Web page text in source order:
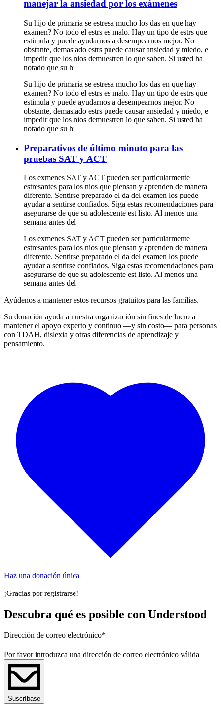
manejar la ansiedad por los exámenes
Su hijo de primaria se estresa mucho los das en que hay
examen? No todo el estrs es malo. Hay un tipo de estrs que
estimula y puede ayudarnos a desempearnos mejor. No
obstante, demasiado estrs puede causar ansiedad y miedo, e
impedir que los nios demuestren lo que saben. Si usted ha
notado que su hi
Su hijo de primaria se estresa mucho los das en que hay
examen? No todo el estrs es malo. Hay un tipo de estrs que
estimula y puede ayudarnos a desempearnos mejor. No
obstante, demasiado estrs puede causar ansiedad y miedo, e
impedir que los nios demuestren lo que saben. Si usted ha
notado que su hi
Preparativos de último minuto para las
pruebas SAT y ACT
Los exmenes SAT y ACT pueden ser particularmente
estresantes para los nios que piensan y aprenden de manera
diferente. Sentirse preparado el da del examen los puede
ayudar a sentirse confiados. Siga estas recomendaciones para
asegurarse de que su adolescente est listo. Al menos una
semana antes del
Los exmenes SAT y ACT pueden ser particularmente
estresantes para los nios que piensan y aprenden de manera
diferente. Sentirse preparado el da del examen los puede
ayudar a sentirse confiados. Siga estas recomendaciones para
asegurarse de que su adolescente est listo. Al menos una
semana antes del
Ayúdenos a mantener estos recursos gratuitos para las familias.
Su donación ayuda a nuestra organización sin fines de lucro a
mantener el apoyo experto y continuo —y sin costo— para personas
con TDAH, dislexia y otras diferencias de aprendizaje y
pensamiento.
Haz una donación única
¡Gracias por registrarse!
Descubra qué es posible con Understood
Dirección de correo electrónico*
Por favor introduzca una dirección de correo electrónico válida
Suscríbase